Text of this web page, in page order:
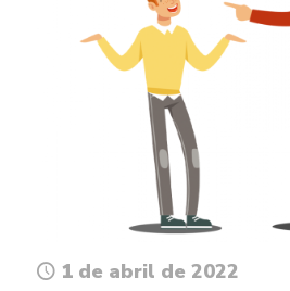
1 de abril de 2022